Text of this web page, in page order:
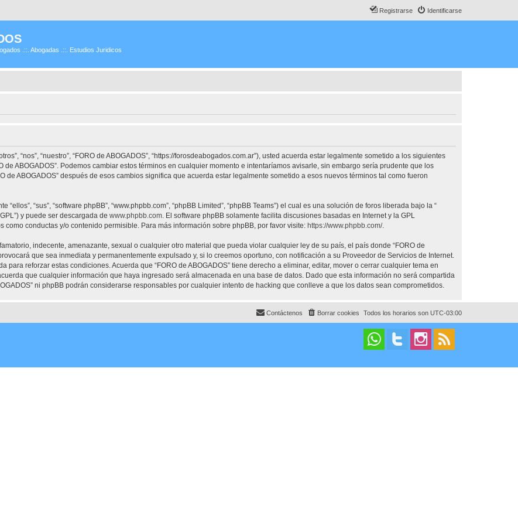
Identificarse
Registrarse
.::. Abogadas .::. Estudios Juridicos
“nos”, “nuestro”, “FORO de ABOGADOS”, “https://forosdeabogados.com.ar”), usted acuerda estar legalmente sometido a los siguientes
de ABOGADOS”. Podemos cambiar estos términos en cualquier momento e intentaríamos avisarle, sin embargo sería prudente que los
de ABOGADOS” después de esos cambios significa que acuerda estar legalmente sometido a esos nuevos términos tal como fueron
“sus”, “software phpBB”, “www.phpbb.com”, “phpBB Limited”, “phpBB Teams”) el cual es una solución de foros liberada bajo la “
y puede ser descargada de www.phpbb.com. El software phpBB solamente facilita discusiones basadas en Internet y la GPL
conductas y/o contenido permisible. Para más información sobre phpBB, por favor visite: https://www.phpbb.com/.
indecente, amenazante, sexual o cualquier otro material que pueda violar cualquier ley de su país, el país donde “FORO de
que sea inmediata y permanentemente expulsado y, si lo creemos oportuno, con notificación a su Proveedor de Servicios de Internet.
para reforzar estas condiciones. Acuerda que “FORO de ABOGADOS” tiene derecho a eliminar, editar, mover o cerrar cualquier tema en
que cualquier información que haya ingresado será almacenada en una base de datos. Dado que esta información no será compartida
ni phpBB podrán considerarse responsables por cualquier intento de hacking que conlleve a que los datos sean comprometidos.
Todos los horarios son UTC-03:00
Borrar cookies
Contáctenos